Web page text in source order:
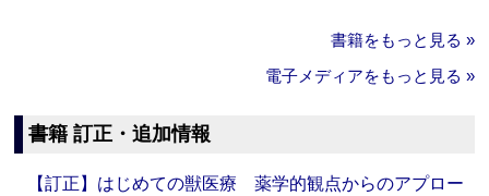
書籍をもっと見る »
電子メディアをもっと見る »
書籍 訂正・追加情報
【訂正】はじめての獣医療 薬学的観点からのアプロー